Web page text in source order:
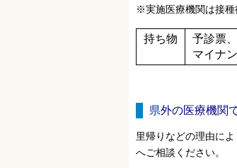
※実施医療機関は接種
持ち物
予診票
マイナ
県外の医療機関
里帰りなどの理由に
へご相談ください。